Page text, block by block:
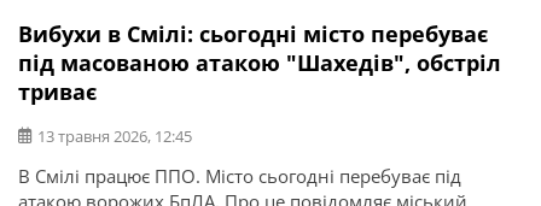
Вибухи в Смілі: сьогодні місто перебуває
під масованою атакою "Шахедів", обстріл
триває
13 травня 2026, 12:45
В Смілі працює ППО. Місто сьогодні перебуває під
атакою ворожих БпЛА. Про це повідомляє міський